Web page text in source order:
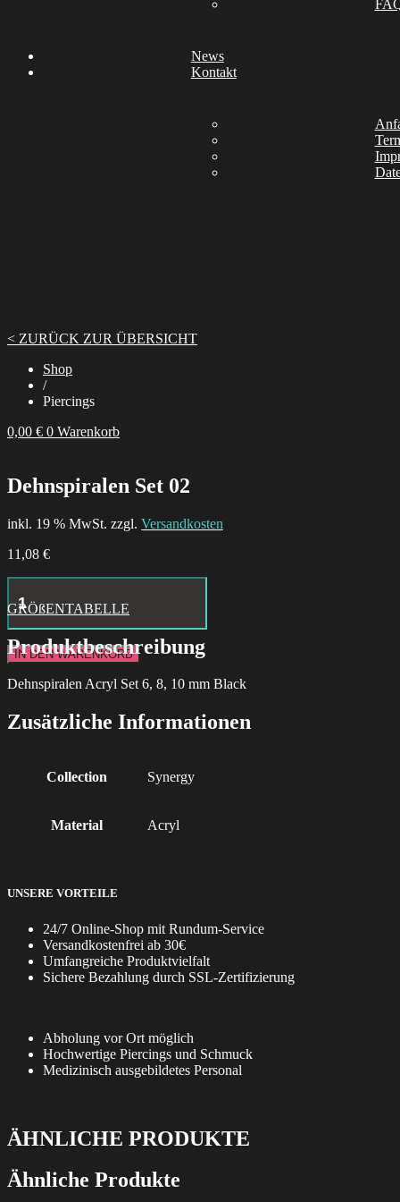
News
Kontakt
< ZURÜCK ZUR ÜBERSICHT
Shop
/
Piercings
0,00 € 0 Warenkorb
Dehnspiralen Set 02
inkl. 19 % MwSt. zzgl. Versandkosten
11,08 €
Hustle
Butter
Deluxe
Tattoo
Aftercare
24x
Box
Menge
IN DEN WARENKORB
GRÖßENTABELLE
Produktbeschreibung
Dehnspiralen Acryl Set 6, 8, 10 mm Black
Zusätzliche Informationen
Collection Synergy
Material Acryl
UNSERE VORTEILE
24/7 Online-Shop mit Rundum-Service
Versandkostenfrei ab 30€
Umfangreiche Produktvielfalt
Sichere Bezahlung durch SSL-Zertifizierung
Abholung vor Ort möglich
Hochwertige Piercings und Schmuck
Medizinisch ausgebildetes Personal
ÄHNLICHE PRODUKTE
Ähnliche Produkte